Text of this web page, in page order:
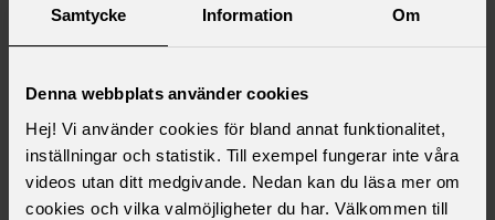
Samtycke Information Om
Denna webbplats använder cookies
Hej! Vi använder cookies för bland annat funktionalitet,
inställningar och statistik. Till exempel fungerar inte våra
videos utan ditt medgivande. Nedan kan du läsa mer om
cookies och vilka valmöjligheter du har. Välkommen till
Psykologförbundet bildades 1955 och ingår i den fackliga